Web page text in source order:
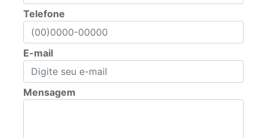
Telefone
E-mail
Mensagem